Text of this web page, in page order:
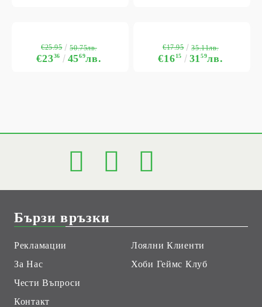
€2336 4569лв.
€25.95 50.75лв.
€1615 3159лв.
€17.95 35.11лв.
Бързи връзки
Рекламации
За Нас
Чести Въпроси
Контакт
Лоялни Клиенти
Хоби Геймс Клуб